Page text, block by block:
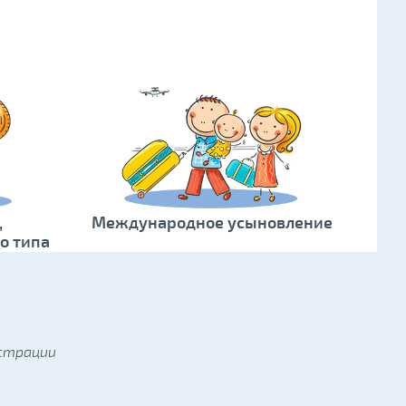
типа
Международное усыновление